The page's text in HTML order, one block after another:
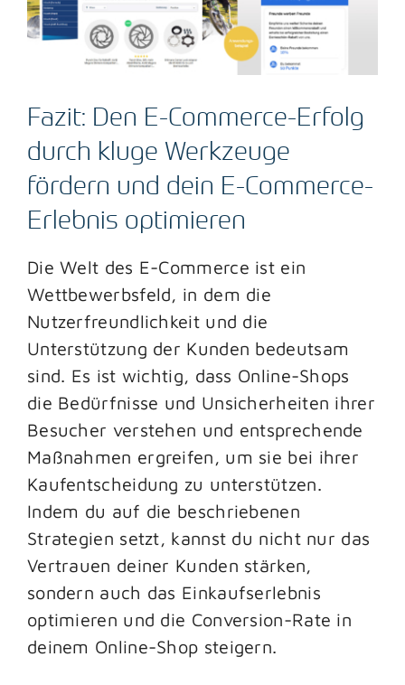
Fazit: Den E-Commerce-Erfolg
durch kluge Werkzeuge
fördern und dein E-Commerce-
Erlebnis optimieren
Die Welt des E-Commerce ist ein
Wettbewerbsfeld, in dem die
Nutzerfreundlichkeit und die
Unterstützung der Kunden bedeutsam
sind. Es ist wichtig, dass Online-Shops
die Bedürfnisse und Unsicherheiten ihrer
Besucher verstehen und entsprechende
Maßnahmen ergreifen, um sie bei ihrer
Kaufentscheidung zu unterstützen.
Indem du auf die beschriebenen
Strategien setzt, kannst du nicht nur das
Vertrauen deiner Kunden stärken,
sondern auch das Einkaufserlebnis
optimieren und die Conversion-Rate in
deinem Online-Shop steigern.